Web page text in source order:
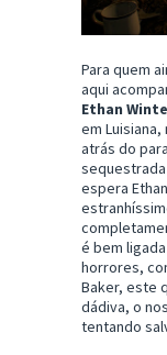
Para quem
aqui
Ethan
em
atrás do
sequestrada
espera
é bem
horrores,
Baker, este
dádiva, o
tentando